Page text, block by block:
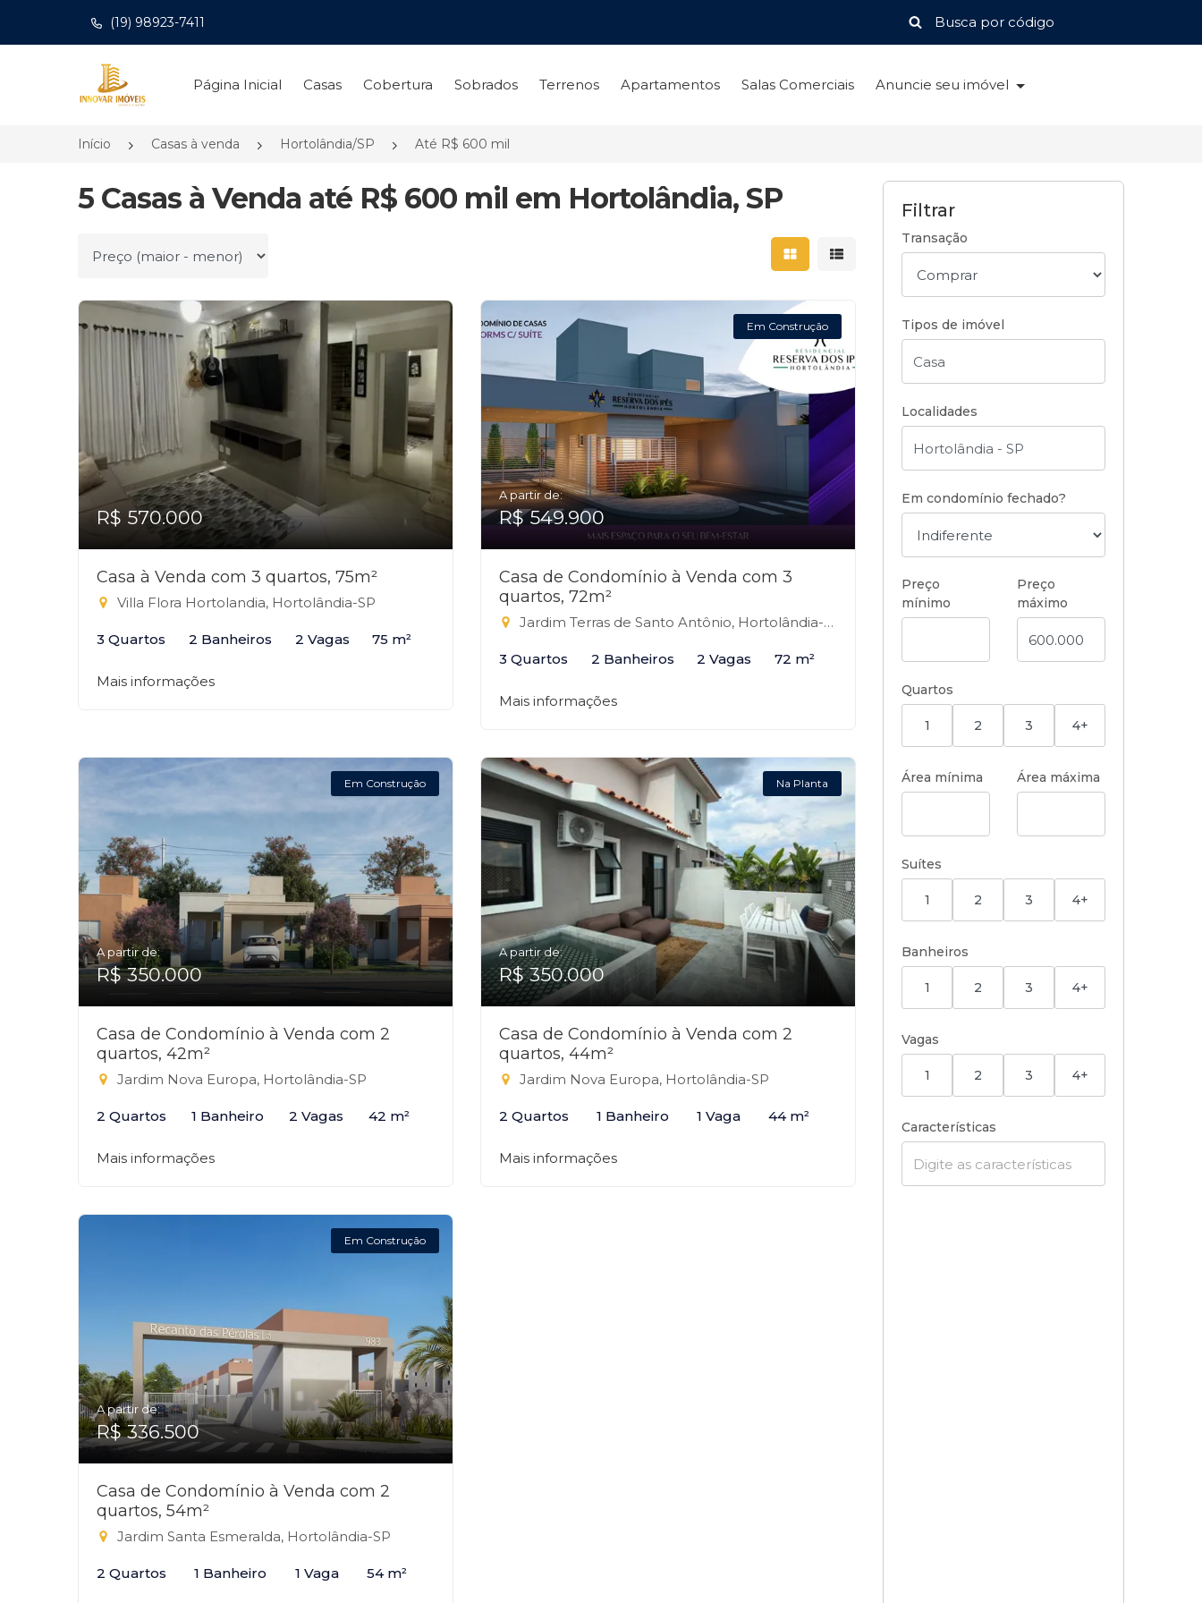
(19) 98923-7411
Página inicial
Página Inicial Casas Cobertura Sobrados Terrenos Apartamentos Salas Comerciais Anuncie seu imóvel
Início Casas à venda Hortolândia/SP Até R$ 600 mil
5 Casas à Venda até R$ 600 mil em Hortolândia, SP
Ordenar por Mostrar resultados em grade
Mostrar resultados em lista
R$ 570.000
Casa à Venda com 3 quartos, 75m²
Villa Flora Hortolandia, Hortolândia-SP
3 Quartos 2 Banheiros 2 Vagas 75 m²
Mais informações
Em Construção
A partir de:
R$ 549.900
Casa de Condomínio à Venda com 3
quartos, 72m²
Jardim Terras de Santo Antônio, Hortolândia-SP
3 Quartos 2 Banheiros 2 Vagas 72 m²
Mais informações
Em Construção
A partir de:
R$ 350.000
Casa de Condomínio à Venda com 2
quartos, 42m²
Jardim Nova Europa, Hortolândia-SP
2 Quartos 1 Banheiro 2 Vagas 42 m²
Mais informações
Na Planta
A partir de:
R$ 350.000
Casa de Condomínio à Venda com 2
quartos, 44m²
Jardim Nova Europa, Hortolândia-SP
2 Quartos 1 Banheiro 1 Vaga 44 m²
Mais informações
Em Construção
A partir de:
R$ 336.500
Casa de Condomínio à Venda com 2
quartos, 54m²
Jardim Santa Esmeralda, Hortolândia-SP
2 Quartos 1 Banheiro 1 Vaga 54 m²
Filtrar
Transação
Tipos de imóvel
Localidades
Em condomínio fechado?
Preço
mínimo
Preço
máximo
Quartos
1 2 3 4+
Área mínima Área máxima
Suítes
1 2 3 4+
Banheiros
1 2 3 4+
Vagas
1 2 3 4+
Características